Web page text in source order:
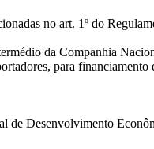
no art. 1º do
da Companhia
para
de Desenvolvimento